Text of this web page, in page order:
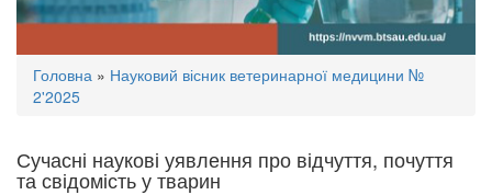
Ви
тут
Головна » Науковий вісник ветеринарної медицини №
2'2025
Сучасні наукові уявлення про відчуття, почуття
та свідомість у тварин